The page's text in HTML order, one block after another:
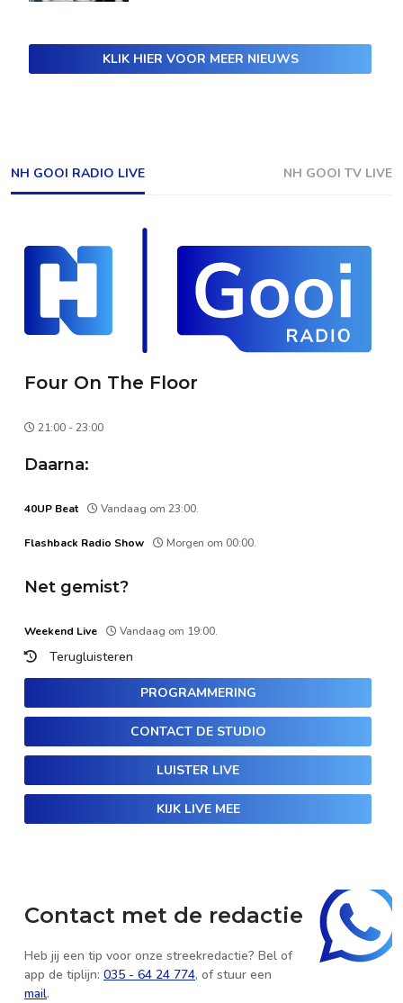
KLIK HIER VOOR MEER NIEUWS
NH GOOI RADIO LIVE NH GOOI TV LIVE
Four On The Floor
21:00 - 23:00
Daarna:
40UP Beat Vandaag om 23:00.
Flashback Radio Show Morgen om 00:00.
Net gemist?
Weekend Live Vandaag om 19:00.
Terugluisteren
PROGRAMMERING
CONTACT DE STUDIO
LUISTER LIVE
KIJK LIVE MEE
Contact met de redactie
Heb jij een tip voor onze streekredactie? Bel of
app de tiplijn: 035 - 64 24 774, of stuur een
mail.